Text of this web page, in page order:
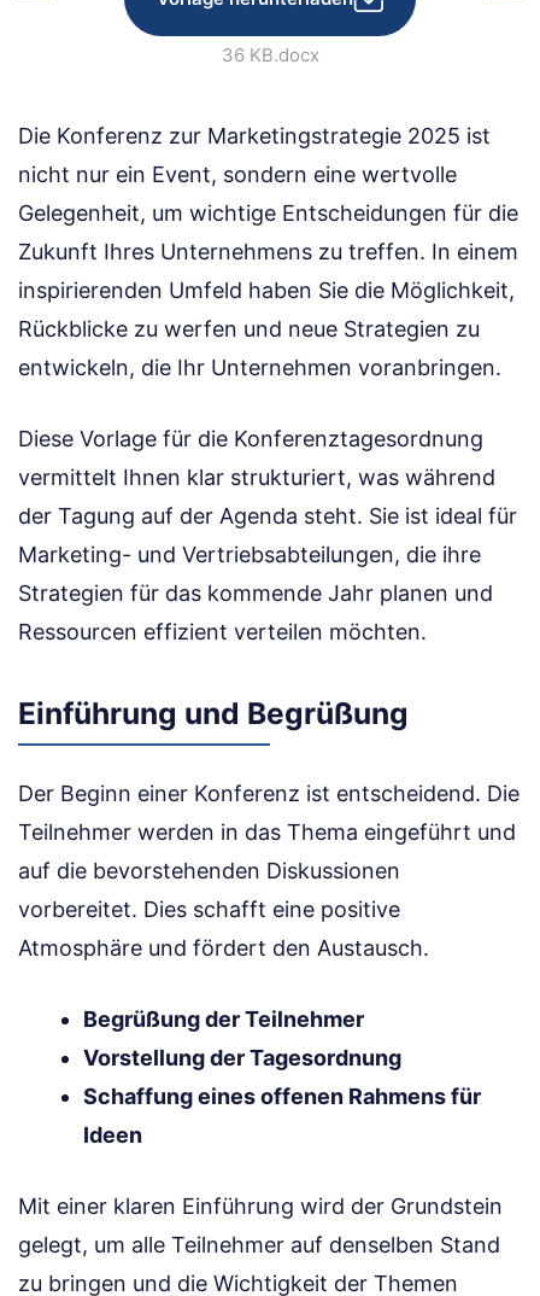
36 KB.docx
Die Konferenz zur Marketingstrategie 2025 ist
nicht nur ein Event, sondern eine wertvolle
Gelegenheit, um wichtige Entscheidungen für die
Zukunft Ihres Unternehmens zu treffen. In einem
inspirierenden Umfeld haben Sie die Möglichkeit,
Rückblicke zu werfen und neue Strategien zu
entwickeln, die Ihr Unternehmen voranbringen.
Diese Vorlage für die Konferenztagesordnung
vermittelt Ihnen klar strukturiert, was während
der Tagung auf der Agenda steht. Sie ist ideal für
Marketing- und Vertriebsabteilungen, die ihre
Strategien für das kommende Jahr planen und
Ressourcen effizient verteilen möchten.
Einführung und Begrüßung
Der Beginn einer Konferenz ist entscheidend. Die
Teilnehmer werden in das Thema eingeführt und
auf die bevorstehenden Diskussionen
vorbereitet. Dies schafft eine positive
Atmosphäre und fördert den Austausch.
Begrüßung der Teilnehmer
Vorstellung der Tagesordnung
Schaffung eines offenen Rahmens für
Ideen
Mit einer klaren Einführung wird der Grundstein
gelegt, um alle Teilnehmer auf denselben Stand
zu bringen und die Wichtigkeit der Themen